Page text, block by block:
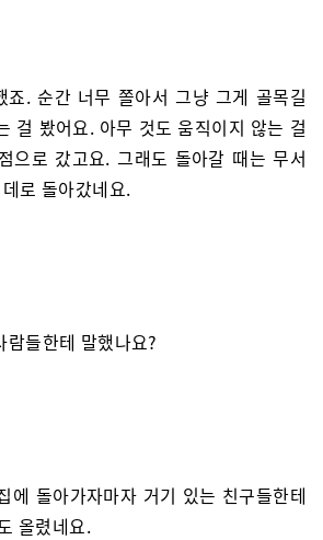
죠. 순간 너무 쫄아서 그냥 그게 골목길
걸 봤어요. 아무 것도 움직이지 않는 걸
으로 갔고요. 그래도 돌아갈 때는 무서
로 돌아갔네요.
람들한테 말했나요?
에 돌아가자마자 거기 있는 친구들한테
올렸네요.